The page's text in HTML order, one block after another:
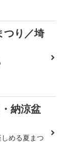
つり／埼
納涼盆
める夏まつ